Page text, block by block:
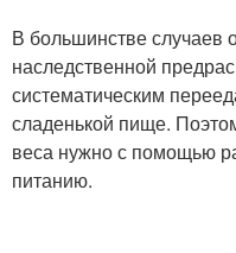
В большинстве случаев
наследственной
систематическим
сладенькой пище.
веса нужно с помощью
питанию.